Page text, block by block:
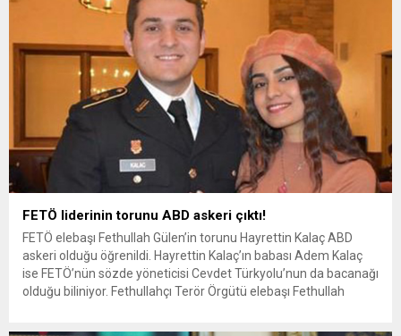
Suçlarıyla Mücadele ve Terörle Mücadele şube ekipleri,
FETÖ liderinin torunu ABD askeri çıktı!
FETÖ elebaşı Fethullah Gülen’in torunu Hayrettin Kalaç ABD
askeri olduğu öğrenildi. Hayrettin Kalaç’ın babası Adem Kalaç
ise FETÖ’nün sözde yöneticisi Cevdet Türkyolu’nun da bacanağı
olduğu biliniyor. Fethullahçı Terör Örgütü elebaşı Fethullah